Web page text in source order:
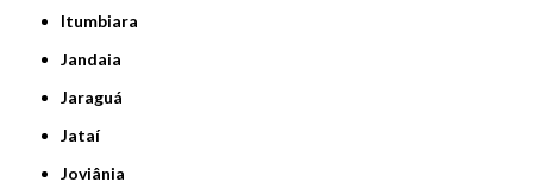
Itumbiara
Jandaia
Jaraguá
Jataí
Joviânia